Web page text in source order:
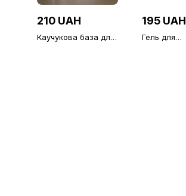
210 UAH
Каучукова база для
195 UAH
Гель для